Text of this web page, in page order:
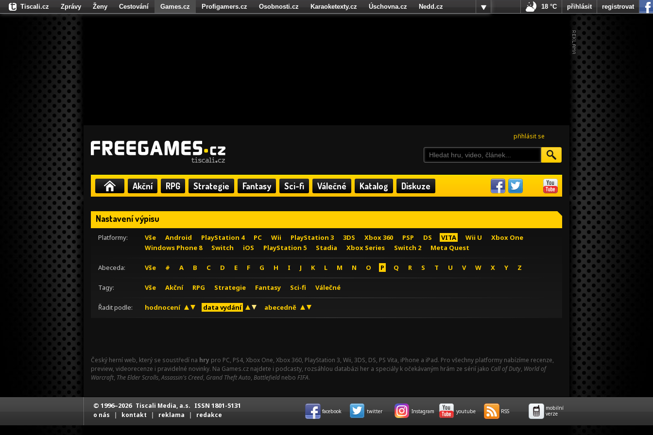
přihlásit se
Akční RPG Strategie Fantasy Sci-fi Válečné Katalog Diskuze
Nastavení výpisu
Platformy: Vše Android PlayStation 4 PC Wii PlayStation 3 3DS Xbox 360 PSP DS VITA Wii U
Xbox One
Windows Phone 8
Switch iOS PlayStation 5 Stadia Xbox Series Switch 2 Meta Quest
Abeceda: Vše # A B C D E F G H I J K L M N O P Q R S T U V W X Y Z
Tagy: Vše Akční RPG Strategie Fantasy Sci-fi Válečné
Řadit podle: hodnocení data vydání abecedně
Český herní web, který se soustředí na hry pro PC, PS4, Xbox One, Xbox 360, PlayStation 3, Wii, 3DS, DS, PS Vita, iPhone a iPad. Pro všechny platformy nabízíme recenze,
preview, videorecenze i pravidelné novinky. Na Games.cz najdete i podcasty, rozsáhlou databázi her a speciály k očekávaným hrám ze sérií jako Call of Duty, World of
Warcraft, The Elder Scrolls,Assassin's Creed, Grand Theft Auto, Battlefield nebo FIFA.
Tiscali.cz Zprávy Ženy Cestování Games.cz Profigamers.cz Osobnosti.cz Karaoketexty.cz Úschovna.cz
Nedd.cz
Fights.cz
18 °C přihlásit registrovat
© 1996–2026 Tiscali Media, a.s. ISSN 1801-5131
o nás | kontakt | reklama | redakce facebook twitter Instagram youtube RSS
mobilní
verze